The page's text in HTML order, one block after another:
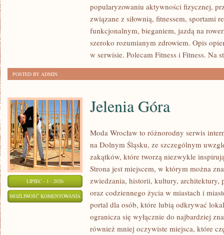
PSYCHOLOGIA
SPORTU
popularyzowaniu aktywności fizycznej,
związane z siłownią, fitnessem, sportami
funkcjonalnym, bieganiem, jazdą na
szeroko rozumianym zdrowiem. Opis
w serwisie. Polecam Fitness i Fitness. Na
POSTED BY ADMIN
LIPIEC - 1 - 2026
MOŻLIWOŚĆ KOMENTOWANIA JELENIA
GÓRA
Jelenia Góra
Moda Wrocław to różnorodny serwis
na Dolnym Śląsku, ze szczególnym
zakątków, które tworzą niezwykle
Strona jest miejscem, w którym można
zwiedzania, historii, kultury, architektury,
oraz codziennego życia w miastach i
portal dla osób, które lubią odkrywać
ogranicza się wyłącznie do najbardziej
również mniej oczywiste miejsca, które